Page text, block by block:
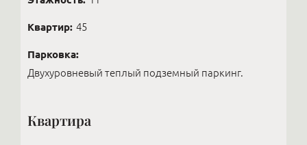
Квартир: 45
Парковка:
Двухуровневый теплый подземный паркинг.
Квартира